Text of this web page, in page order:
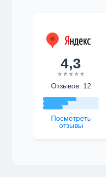
4,3
⭐ ⭐ ⭐ ⭐ ⭐
Отзывов: 12
Посмотреть
отзывы